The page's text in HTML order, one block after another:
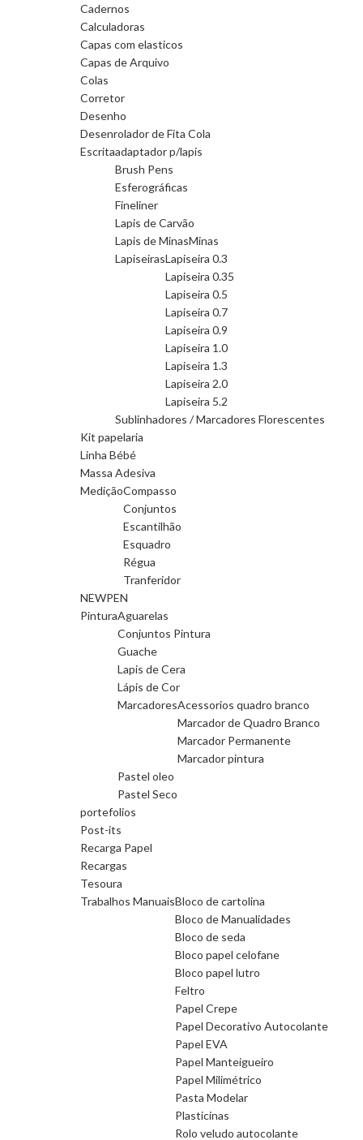
Cadernos
Calculadoras
Capas com elasticos
Capas de Arquivo
Colas
Corretor
Desenho
Desenrolador de Fita Cola
Escritaadaptador p/lapis
Brush Pens
Esferográficas
Fineliner
Lapis de Carvão
Lapis de MinasMinas
LapiseirasLapiseira 0.3
Lapiseira 0.35
Lapiseira 0.5
Lapiseira 0.7
Lapiseira 0.9
Lapiseira 1.0
Lapiseira 1.3
Lapiseira 2.0
Lapiseira 5.2
Sublinhadores / Marcadores Florescentes
Kit papelaria
Linha Bébé
Massa Adesiva
MediçãoCompasso
Conjuntos
Escantilhão
Esquadro
Régua
Tranferidor
NEWPEN
PinturaAguarelas
Conjuntos Pintura
Guache
Lapis de Cera
Lápis de Cor
MarcadoresAcessorios quadro branco
Marcador de Quadro Branco
Marcador Permanente
Marcador pintura
Pastel oleo
Pastel Seco
portefolios
Post-its
Recarga Papel
Recargas
Tesoura
Trabalhos ManuaisBloco de cartolina
Bloco de Manualidades
Bloco de seda
Bloco papel celofane
Bloco papel lutro
Feltro
Papel Crepe
Papel Decorativo Autocolante
Papel EVA
Papel Manteigueiro
Papel Milimétrico
Pasta Modelar
Plasticinas
Rolo veludo autocolante